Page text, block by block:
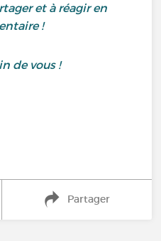
et à réagir en
!
de vous !
Partager